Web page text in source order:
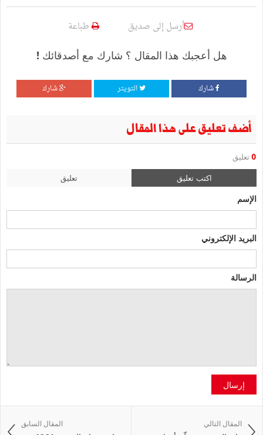
أرسل إلى صديق طباعة
هل أعجبك هذا المقال ؟ شارك مع أصدقائك !
شارك التويتر شارك
أضف تعليق على هذا المقال
0 تعليق
اكتب تعليق تعليق
الإسم
البريد الإلكتروني
الرسالة
إرسال
المقال السابق المقال التالي